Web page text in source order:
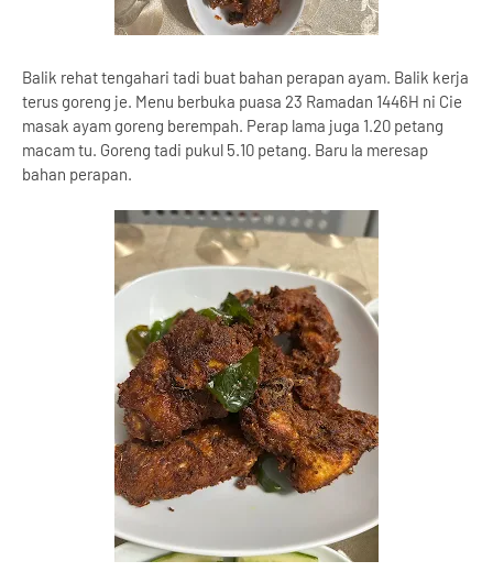
Balik rehat tengahari tadi buat bahan perapan ayam. Balik kerja
terus goreng je. Menu berbuka puasa 23 Ramadan 1446H ni Cie
masak ayam goreng berempah. Perap lama juga 1.20 petang
macam tu. Goreng tadi pukul 5.10 petang. Baru la meresap
bahan perapan.